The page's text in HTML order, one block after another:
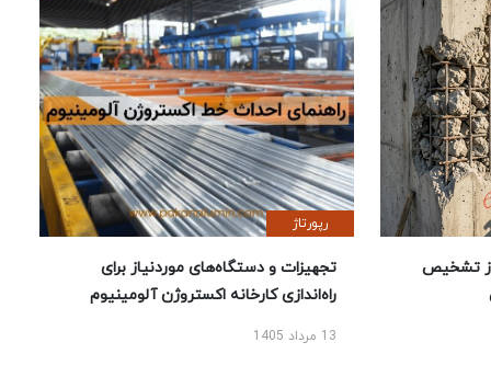
تشخیص
رپورتاژ
تجهیزات و دستگاه‌های موردنیاز برای
راه‌اندازی کارخانه اکستروژن آلومینیوم
13 مرداد 1405